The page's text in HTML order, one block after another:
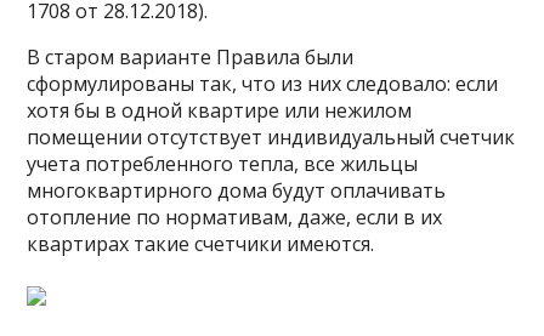
1708 от 28.12.2018).
В старом варианте Правила были
сформулированы так, что из них следовало: если
хотя бы в одной квартире или нежилом
помещении отсутствует индивидуальный счетчик
учета потребленного тепла, все жильцы
многоквартирного дома будут оплачивать
отопление по нормативам, даже, если в их
квартирах такие счетчики имеются.